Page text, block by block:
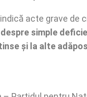
acte grave de
simple
și la alte